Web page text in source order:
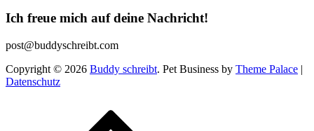
Ich freue mich auf deine Nachricht!
post@buddyschreibt.com
Copyright © 2026 Buddy schreibt. Pet Business by Theme Palace |
Datenschutz